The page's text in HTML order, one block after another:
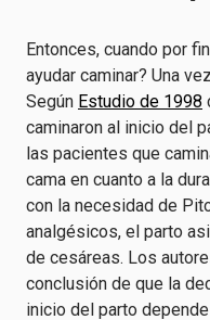
Entonces, cuando por
ayudar caminar? Una
Según Estudio de 1998
caminaron al inicio del
las pacientes que
cama en cuanto a la
con la necesidad de
analgésicos, el parto
de cesáreas. Los
conclusión de que la
inicio del parto